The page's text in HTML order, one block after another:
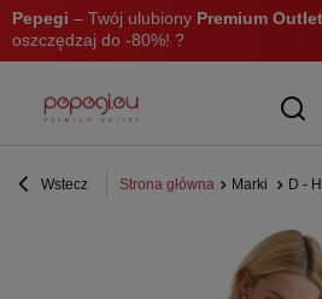
Pepegi – Twój ulubiony Premium
oszczędzaj do -80%! ?
Wstecz Strona główna Marki D - H